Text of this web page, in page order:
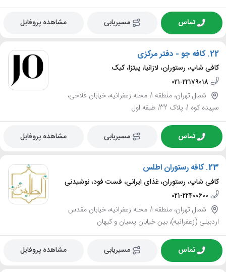
تماس مسیریابی مشاهده پروفایل
22. کافه جو - دفتر مرکزی
کافی شاپ، رستوران، لازانیا، پیتزا، کیک
021-22179018
شمال تهران، منطقه 1، محله زعفرانیه، خیابان فلاحی،
سپیده کوه 1، پلاک 32، طبقه اول
تماس مسیریابی مشاهده پروفایل
23. کافه رستوران اطلس
کافی شاپ، رستوران، غذای ایرانی، فست فود، نوشیدنی
021-22400600
شمال تهران، منطقه 1، محله زعفرانیه، خیابان مقدس
اردبیلی (زعفرانیه)، بین خیابان پسیان و کیهان
تماس مسیریابی مشاهده پروفایل